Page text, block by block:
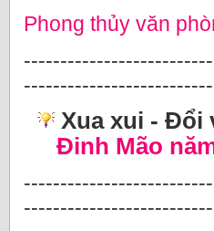
Phong thủy văn
Xua xui - Đổi
Đinh Mão